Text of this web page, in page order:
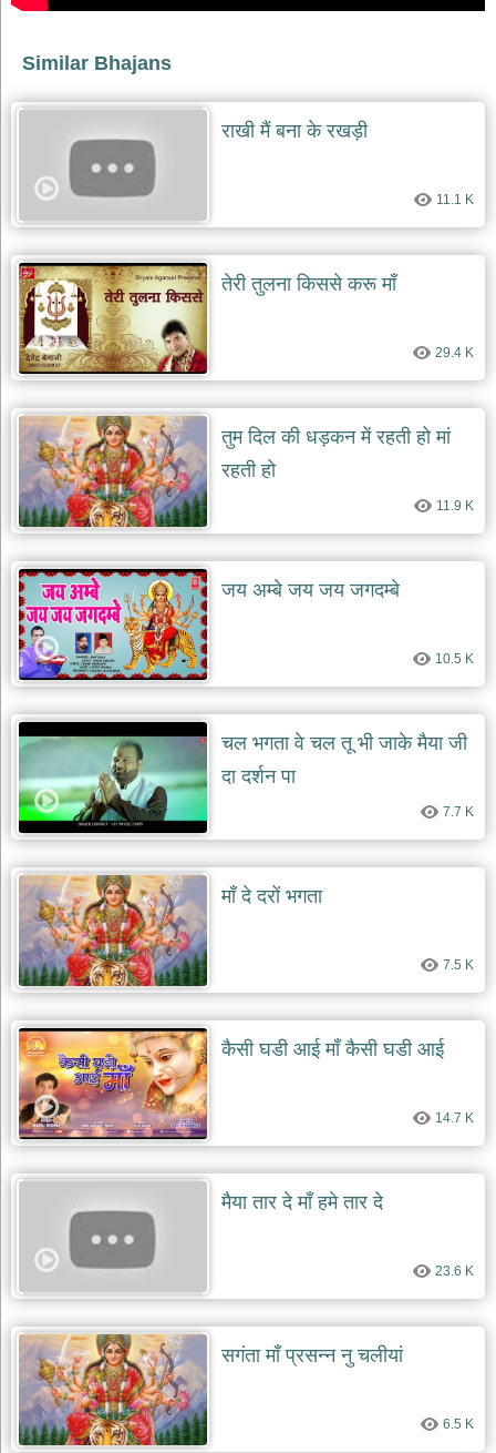
दयाल
bawa
lal
भजन
shani
bhajans
आज
का
भजन
bhajan
of
the
day
भजन
जोड़ें
add
bhajans
Similar Bhajans
राखी मैं बना के रखड़ी
11.1 K
तेरी तुलना किससे करू माँ
29.4 K
तुम दिल की धड़कन में रहती हो मां
रहती हो
11.9 K
जय अम्बे जय जय जगदम्बे
10.5 K
चल भगता वे चल तू भी जाके मैया जी
दा दर्शन पा
7.7 K
माँ दे दरों भगता
7.5 K
कैसी घडी आई माँ कैसी घडी आई
14.7 K
मैया तार दे माँ हमे तार दे
23.6 K
सगंता माँ प्रसन्न नु चलीयां
6.5 K